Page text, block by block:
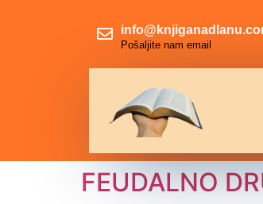
Pošaljite nam email
FEUDALNO